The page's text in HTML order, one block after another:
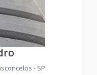
- SP